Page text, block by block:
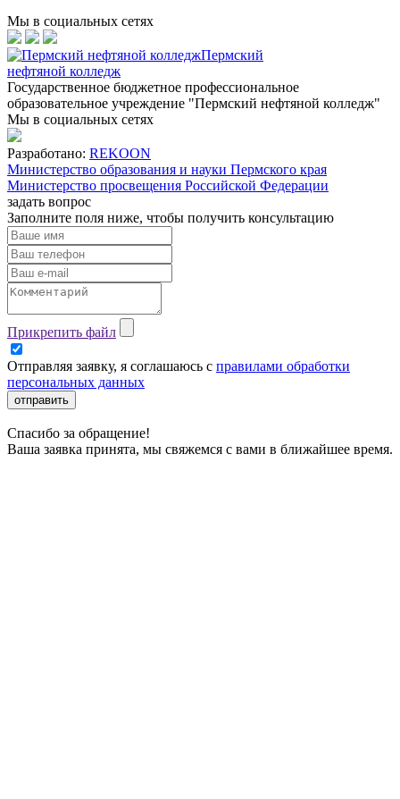
Мы в социальных сетях
Пермский
нефтяной колледж
Государственное бюджетное профессиональное
образовательное учреждение "Пермский нефтяной колледж"
Мы в социальных сетях
Разработано: REKOON
Министерство образования и науки Пермского края
Министерство просвещения Российской Федерации
задать вопрос
Заполните поля ниже, чтобы получить консультацию
Прикрепить файл
Отправляя заявку, я соглашаюсь с правилами обработки
персональных данных
отправить
Спасибо за обращение!
Ваша заявка принята, мы свяжемся с вами в ближайшее время.